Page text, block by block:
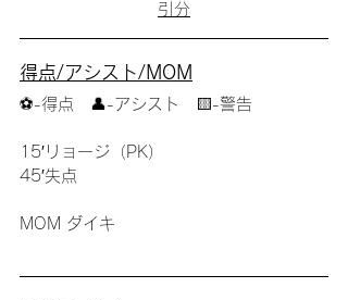
引分
得点/アシスト/MOM
⚽️-得点　👤-アシスト　🟨-警告
15′リョージ（PK）
45′失点
MOM ダイキ